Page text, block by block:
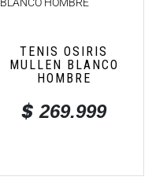
TENIS OSIRIS
MULLEN BLANCO
HOMBRE
$ 269.999